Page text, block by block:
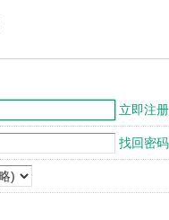
立即注册
找回密码